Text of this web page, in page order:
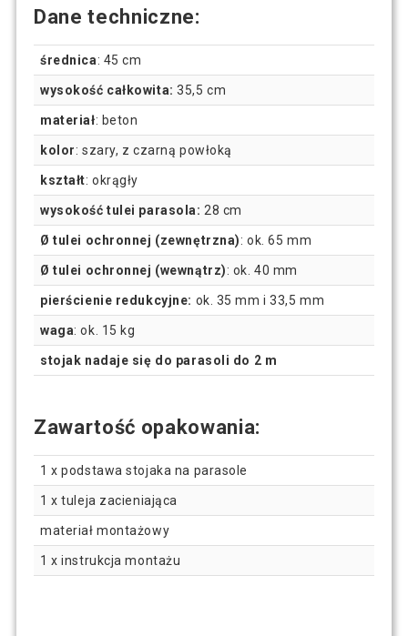
Dane techniczne:
średnica: 45 cm
wysokość całkowita: 35,5 cm
materiał: beton
kolor: szary, z czarną powłoką
kształt: okrągły
wysokość tulei parasola: 28 cm
Ø tulei ochronnej (zewnętrzna): ok. 65 mm
Ø tulei ochronnej (wewnątrz): ok. 40 mm
pierścienie redukcyjne: ok. 35 mm i 33,5 mm
waga: ok. 15 kg
stojak nadaje się do parasoli do 2 m
Zawartość opakowania:
1 x podstawa stojaka na parasole
1 x tuleja zacieniająca
materiał montażowy
1 x instrukcja montażu